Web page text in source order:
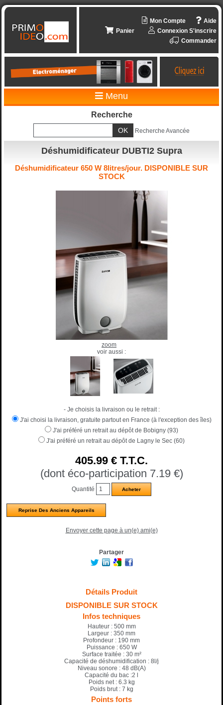
Aide
Mon Compte
Connexion S'inscrire
Panier
Commander
Menu
Recherche
Recherche Avancée
Déshumidificateur DUBTI2 Supra
Déshumidificateur 650 W 8litres/jour. DISPONIBLE SUR
STOCK
zoom
voir aussi :
- Je choisis la livraison ou le retrait :
J'ai choisi la livraison, gratuite partout en France (à l'exception des îles)
J'ai préféré un retrait au dépôt de Bobigny (93)
J'ai préféré un retrait au dépôt de Lagny le Sec (60)
405.99 € T.T.C.
(dont éco-participation 7.19 €)
Quantité
Reprise Des Anciens Appareils
Envoyer cette page à un(e) ami(e)
Partager
Détails Produit
DISPONIBLE SUR STOCK
Infos techniques
Hauteur : 500 mm
Largeur : 350 mm
Profondeur : 190 mm
Puissance : 650 W
Surface traitée : 30 m²
Capacité de déshumidification : 8l/j
Niveau sonore : 48 dB(A)
Capacité du bac :2 l
Poids net : 6.3 kg
Poids brut : 7 kg
Points forts